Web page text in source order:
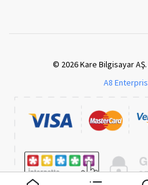
© 2026 Kare Bilgisayar
A8